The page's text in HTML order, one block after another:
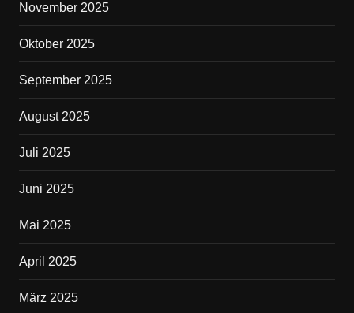
November 2025
Oktober 2025
September 2025
August 2025
Juli 2025
Juni 2025
Mai 2025
April 2025
März 2025